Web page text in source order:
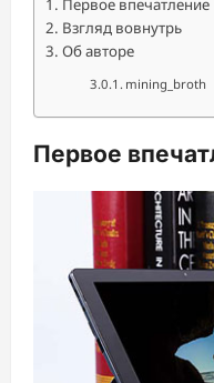
Первое впечатление
Взгляд вовнутрь
Об авторе
mining_broth
Первое